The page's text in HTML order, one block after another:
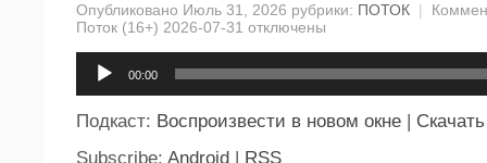
Опубликовано Июль 31, 2026 рубрики: ПОТОК |
Поток (16+) 2026-07-31 отключены
00:00
Подкаст: Воспроизвести в новом окне
Скачать
Subscribe: Android RSS